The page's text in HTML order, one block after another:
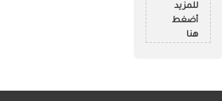
للمزيد
أضغط
هنا